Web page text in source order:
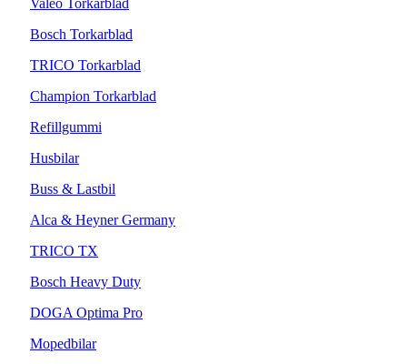
Valeo Torkarblad
Bosch Torkarblad
TRICO Torkarblad
Champion Torkarblad
Refillgummi
Husbilar
Buss & Lastbil
Alca & Heyner Germany
TRICO TX
Bosch Heavy Duty
DOGA Optima Pro
Mopedbilar